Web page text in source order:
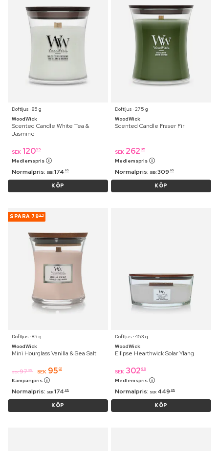
Doftljus ⋅ 85 g
WoodWick
Scented Candle White Tea &
Jasmine
SEK 12095
Medlemspris
Normalpris: SEK 174 95
KÖP
Doftljus ⋅ 275 g
WoodWick
Scented Candle Fraser Fir
SEK 262 95
Medlemspris
Normalpris: SEK 309 95
KÖP
SPARA 79 94
Doftljus ⋅ 85 g
WoodWick
Mini Hourglass Vanilla & Sea Salt
SEK 97 95 SEK 95 01
Kampanjpris
Normalpris: SEK 174 95
KÖP
Doftljus ⋅ 453 g
WoodWick
Ellipse Hearthwick Solar Ylang
SEK 302 95
Medlemspris
Normalpris: SEK 449 95
KÖP